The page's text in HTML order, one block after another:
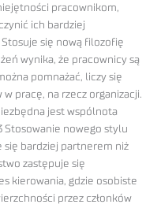
pracownikom,
ich bardziej
się nową filozofię
wynika, że pracownicy są
pomnażać, liczy się
pracę, na rzecz organizacji.
jest wspólnota
Stosowanie nowego stylu
się bardziej partnerem niż
zastępuje się
kierowania, gdzie osobiste
przez członków